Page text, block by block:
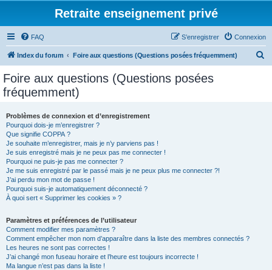
Retraite enseignement privé
FAQ Connexion
S’enregistrer
Index du forum Foire aux questions (Questions posées fréquemment)
Foire aux questions (Questions posées
fréquemment)
Problèmes de connexion et d’enregistrement
Pourquoi dois-je m’enregistrer ?
Que signifie COPPA ?
Je souhaite m’enregistrer, mais je n’y parviens pas !
Je suis enregistré mais je ne peux pas me connecter !
Pourquoi ne puis-je pas me connecter ?
Je me suis enregistré par le passé mais je ne peux plus me connecter ?!
J’ai perdu mon mot de passe !
Pourquoi suis-je automatiquement déconnecté ?
À quoi sert « Supprimer les cookies » ?
Paramètres et préférences de l’utilisateur
Comment modifier mes paramètres ?
Comment empêcher mon nom d’apparaître dans la liste des membres connectés ?
Les heures ne sont pas correctes !
J’ai changé mon fuseau horaire et l’heure est toujours incorrecte !
Ma langue n’est pas dans la liste !